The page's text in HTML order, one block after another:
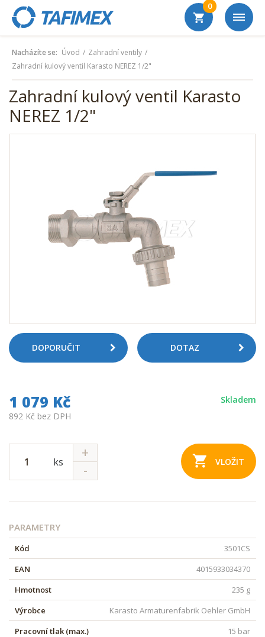
0
Nacházíte se: Úvod
Zahradní ventily
Zahradní kulový ventil Karasto NEREZ 1/2"
Zahradní kulový ventil Karasto
NEREZ 1/2"
DOPORUČIT DOTAZ
1 079 Kč
892 Kč bez DPH
Skladem
ks VLOŽIT
PARAMETRY
Kód
3501CS
EAN
4015933034370
Hmotnost
235 g
Výrobce
Karasto Armaturenfabrik Oehler GmbH
Pracovní tlak (max.)
15 bar